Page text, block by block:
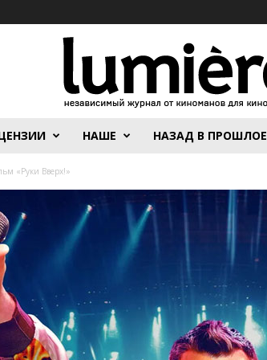
НАШЕ НАЗАД В ПРОШЛОЕ
«Руки Вверх!»